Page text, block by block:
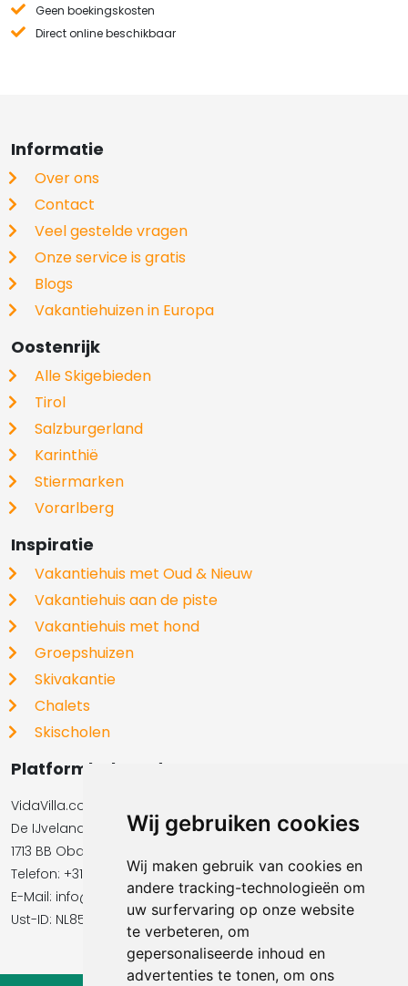
Wij gebruiken cookies
Wij maken gebruik van cookies en
andere tracking-technologieën om
uw surfervaring op onze website
te verbeteren, om
gepersonaliseerde inhoud en
advertenties te tonen, om ons
Geen boekingskosten
Direct online beschikbaar
Informatie
Over ons
Contact
Veel gestelde vragen
Onze service is gratis
Blogs
Vakantiehuizen in Europa
Oostenrijk
Alle Skigebieden
Tirol
Salzburgerland
Karinthië
Stiermarken
Vorarlberg
Inspiratie
Vakantiehuis met Oud & Nieuw
Vakantiehuis aan de piste
Vakantiehuis met hond
Groepshuizen
Skivakantie
Chalets
Skischolen
Platformbeheerder
VidaVilla.com BV
De IJvelandssloot 20
1713 BB Obdam
Telefon: +31854016545
E-Mail:​​​​ info@vidavilla.com
Ust-ID: NL855781919B01